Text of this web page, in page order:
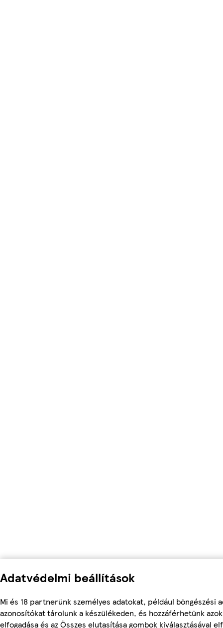
Adatvédelmi beállítások
Mi és 18 partnerünk személyes adatokat, például böngészési
azonosítókat tárolunk a készülékeden, és hozzáférhetünk
elfogadása és az Összes elutasítása gombok kiválasztásával